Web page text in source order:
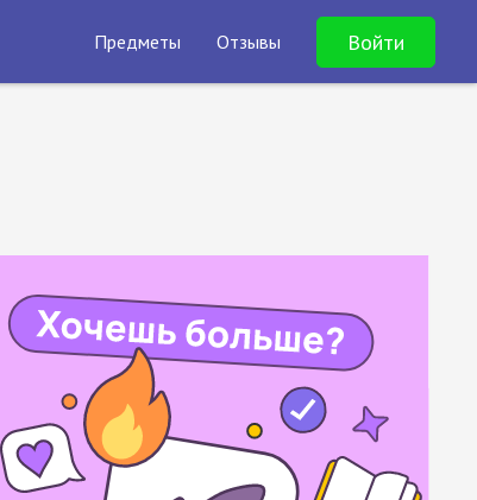
Предметы Отзывы Войти